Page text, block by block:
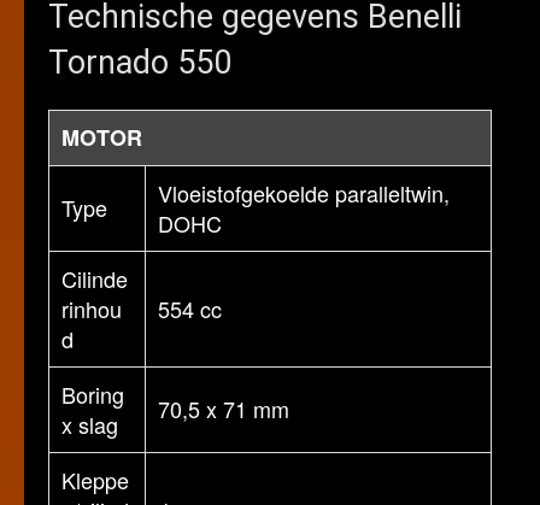
Technische gegevens Benelli
Tornado 550
MOTOR
Type
Vloeistofgekoelde paralleltwin,
DOHC
Cilinde
rinhou
d
554 cc
Boring
x slag
70,5 x 71 mm
Kleppe